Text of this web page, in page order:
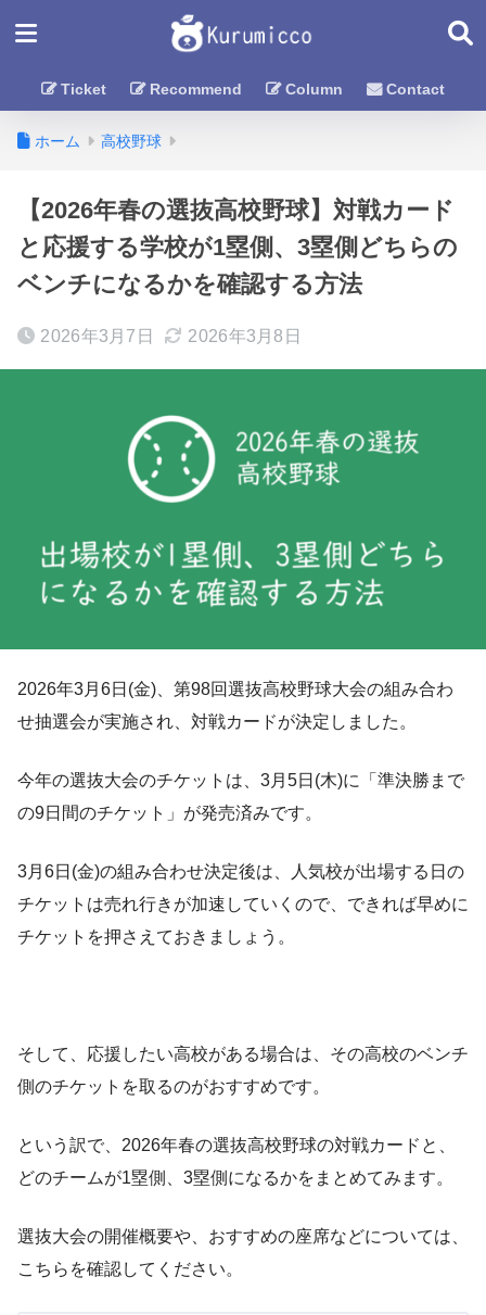
Ticket Recommend Column Contact
ホーム 高校野球
【2026年春の選抜高校野球】対戦カード
と応援する学校が1塁側、3塁側どちらの
ベンチになるかを確認する方法
2026年3月7日 2026年3月8日
2026年3月6日(金)、第98回選抜高校野球大会の組み合わ
せ抽選会が実施され、対戦カードが決定しました。
今年の選抜大会のチケットは、3月5日(木)に「準決勝まで
の9日間のチケット」が発売済みです。
3月6日(金)の組み合わせ決定後は、人気校が出場する日の
チケットは売れ行きが加速していくので、できれば早めに
チケットを押さえておきましょう。
そして、応援したい高校がある場合は、その高校のベンチ
側のチケットを取るのがおすすめです。
という訳で、2026年春の選抜高校野球の対戦カードと、
どのチームが1塁側、3塁側になるかをまとめてみます。
選抜大会の開催概要や、おすすめの座席などについては、
こちらを確認してください。